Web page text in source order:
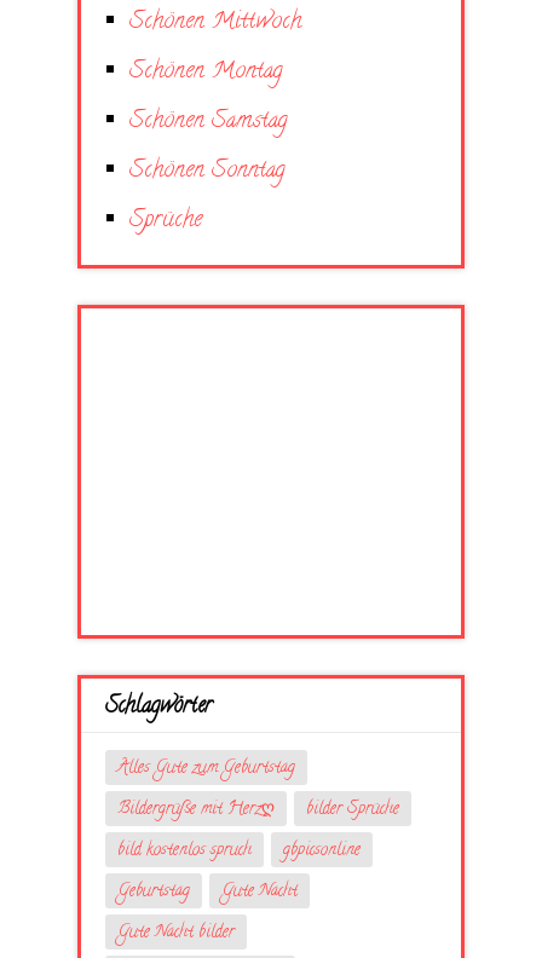
Schönen Mittwoch
Schönen Montag
Schönen Samstag
Schönen Sonntag
Sprüche
Schlagwörter
Alles Gute zum Geburtstag
Bildergrüße mit Herzღ
bilder Sprüche
bild kostenlos spruch
gbpicsonline
Geburtstag
Gute Nacht
Gute Nacht bilder